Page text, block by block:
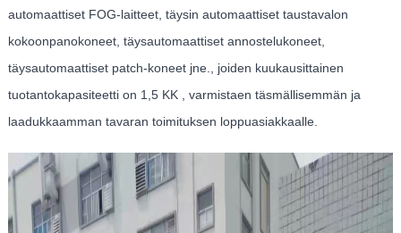
automaattiset FOG-laitteet, täysin automaattiset taustavalon
kokoonpanokoneet, täysautomaattiset annostelukoneet,
täysautomaattiset patch-koneet jne., joiden kuukausittainen
tuotantokapasiteetti on 1,5 KK , varmistaen täsmällisemmän ja
laadukkaamman tavaran toimituksen loppuasiakkaalle.